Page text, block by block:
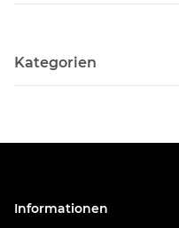
Kategorien
Informationen